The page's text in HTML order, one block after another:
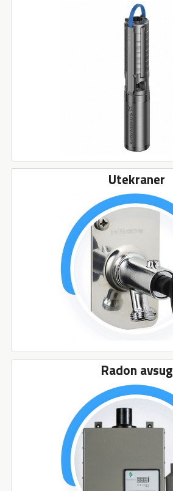
Utekraner
Radon avsug